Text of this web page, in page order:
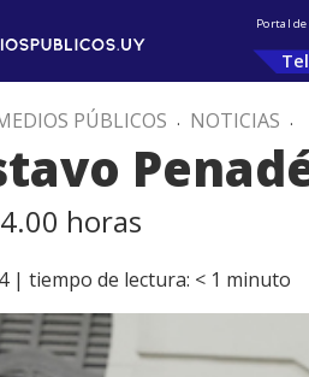
Portal
PÚBLICOS . NOTICIAS .
horas
| tiempo de lectura: < 1 minuto